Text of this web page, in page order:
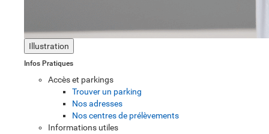
Illustration
Infos Pratiques
Accès et parkings
Trouver un parking
Nos adresses
Nos centres de prélèvements
Informations utiles